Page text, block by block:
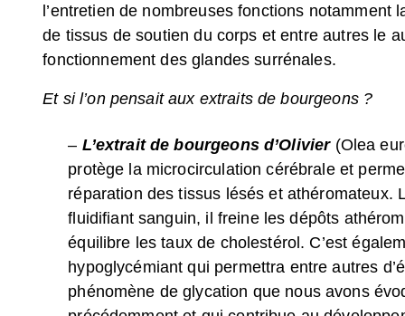
l’entretien de nombreuses fonctions notamment
de tissus de soutien du corps et entre autres le
fonctionnement des glandes surrénales.
Et si l’on pensait aux extraits de bourgeons ?
– L’extrait de bourgeons d’Olivier(Olea
protège la microcirculation cérébrale et
réparation des tissus lésés et athéromateux.
fluidifiant sanguin, il freine les dépôts
équilibre les taux de cholestérol. C’est
hypoglycémiant qui permettra entre autres
phénomène de glycation que nous avons